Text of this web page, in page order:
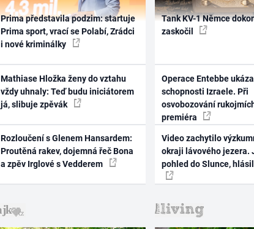
Prima představila podzim: startuje
Prima sport, vrací se Polabí, Zrádci
i nové kriminálky
Mathiase Hložka ženy do vztahu
vždy uhnaly: Teď budu iniciátorem
já, slibuje zpěvák
Rozloučení s Glenem Hansardem:
Proutěná rakev, dojemná řeč Bona
a zpěv Irglové s Vedderem
Tank KV-1 Němce
zaskočil
Operace Entebbe
schopnosti Izraele. Při
osvobozování
premiéra
Video zachytilo
okraji lávového jezera.
pohled do Slunce,